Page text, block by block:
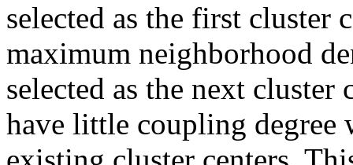
selected as the first cluster
maximum neighborhood
selected as the next
have little coupling degree